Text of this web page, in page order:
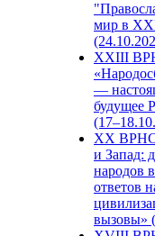
мир в
XXIII
—
будущее
XX ВРНС
и Запад:
народов
ответов
вызовы»